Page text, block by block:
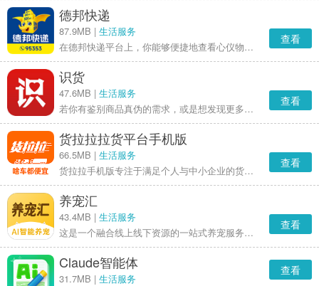
德邦快递
87.9MB | 生活服务
在德邦快递平台上，你能够便捷地查看心仪物品的物流状态，实时掌握运输进度，还能获取商家的详细信息，全方位满足你的各类需求。
查看
识货
47.6MB | 生活服务
若你有鉴别商品真伪的需求，或是想发现更多优质好物与优惠资讯，识货无疑是个值得推荐的平台。它配备专业鉴定团队，拥有丰富商品资源，能为你提供全方位购物保障与优质体验。不管是选购鞋服、数码产品还是美妆用品，识货都能帮你找到心仪之物，让你享受愉悦的购物旅程。
查看
货拉拉拉货平台手机版
66.5MB | 生活服务
货拉拉手机版专注于满足个人与中小企业的货运需求，涵盖搬家、拉货、设备运输等多种场景。借助智能调度系统，用户能够快速预约各类车型，体验即时接单、准时配送的服务。平台对司机资质进行严格审核，提供订单追踪和售后保障，在效率与安全方面实现兼顾。其界面简洁明了、操作流程清晰、计价方式透明，是可靠的一站式同城货运解决方案，助力用户高效、无忧地完成运货需求。
查看
养宠汇
43.4MB | 生活服务
这是一个融合线上线下资源的一站式养宠服务平台，旨在帮助用户更轻松、更科学地照料宠物，让养宠日常变得简单便捷。平台支持随时选购各类宠物用品，提供免费的宠物医生在线问诊服务，全方位守护宠物健康；同时，用户还能发起或报名参与丰富多样的宠物赛事与活动，一站式的养宠服务体系，为养宠生活带来极大便利。
查看
Claude智能体
31.7MB | 生活服务
查看